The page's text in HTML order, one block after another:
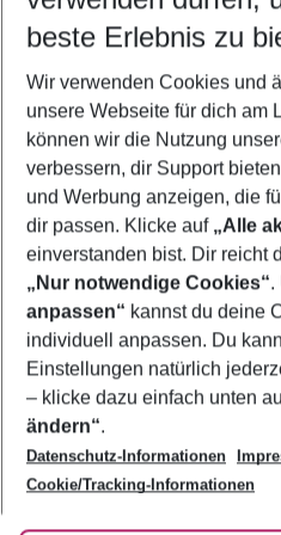
5-8
2 Erwachsene Keine Kinder
Mehr Filter
Footer
Footer navigation
Über uns
AGB
Bestpreisgarantie
Cookie-Einstellungen ändern
Cookie-Richtlinie
Agenturbetreuung
Barrierefreies Reisen
Folge uns
beste Erlebnis zu
Wir verwenden Cookies und
unsere Webseite für dich am
können wir die Nutzung
verbessern, dir Support
und Werbung anzeigen, die
dir passen. Klicke auf „Alle
einverstanden bist. Dir reicht
„Nur notwendige Cookies“.
anpassen“ kannst du deine
individuell anpassen. Du
Einstellungen natürlich
– klicke dazu einfach unten
ändern“.
Datenschutz-Informationen
Cookie/Tracking-Informationen